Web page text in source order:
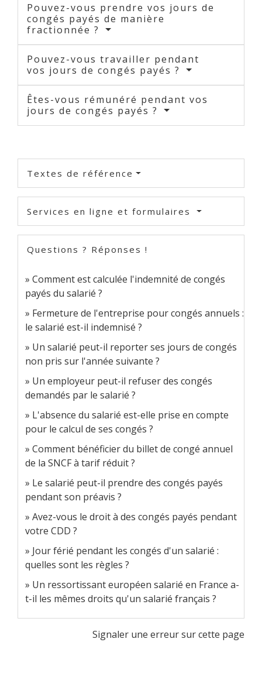
Pouvez-vous prendre vos jours de
congés payés de manière
fractionnée ?
Pouvez-vous travailler pendant
vos jours de congés payés ?
Êtes-vous rémunéré pendant vos
jours de congés payés ?
Textes de référence
Services en ligne et formulaires
Questions ? Réponses !
Comment est calculée l'indemnité de congés
payés du salarié ?
Fermeture de l'entreprise pour congés annuels :
le salarié est-il indemnisé ?
Un salarié peut-il reporter ses jours de congés
non pris sur l'année suivante ?
Un employeur peut-il refuser des congés
demandés par le salarié ?
L'absence du salarié est-elle prise en compte
pour le calcul de ses congés ?
Comment bénéficier du billet de congé annuel
de la SNCF à tarif réduit ?
Le salarié peut-il prendre des congés payés
pendant son préavis ?
Avez-vous le droit à des congés payés pendant
votre CDD ?
Jour férié pendant les congés d'un salarié :
quelles sont les règles ?
Un ressortissant européen salarié en France a-
t-il les mêmes droits qu'un salarié français ?
Signaler une erreur sur cette page